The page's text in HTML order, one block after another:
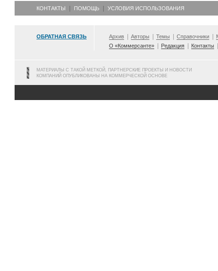
КОНТАКТЫ ПОМОЩЬ УСЛОВИЯ ИСПОЛЬЗОВАНИЯ
ОБРАТНАЯ СВЯЗЬ Архив Авторы Темы Справочники
О «Коммерсанте»
Редакция Контакты
МАТЕРИАЛЫ С ТАКОЙ МЕТКОЙ, ПАРТНЕРСКИЕ ПРОЕКТЫ И НОВОСТИ
КОМПАНИЙ ОПУБЛИКОВАНЫ НА КОММЕРЧЕСКОЙ ОСНОВЕ